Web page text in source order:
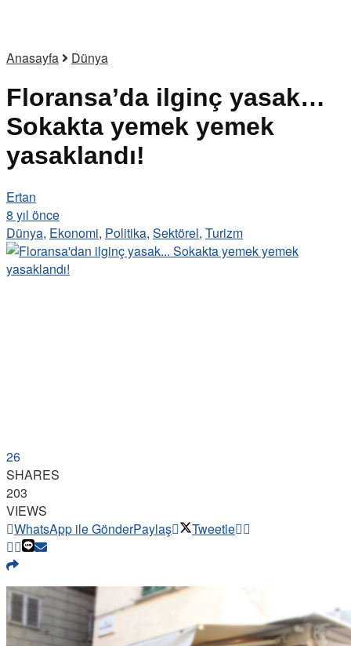
Anasayfa Dünya
Floransa’da ilginç yasak…
Sokakta yemek yemek
yasaklandı!
Ertan
8 yıl önce
Dünya, Ekonomi, Politika, Sektörel, Turizm
26
SHARES
203
VIEWS
WhatsApp ile GönderPaylaş Tweetle